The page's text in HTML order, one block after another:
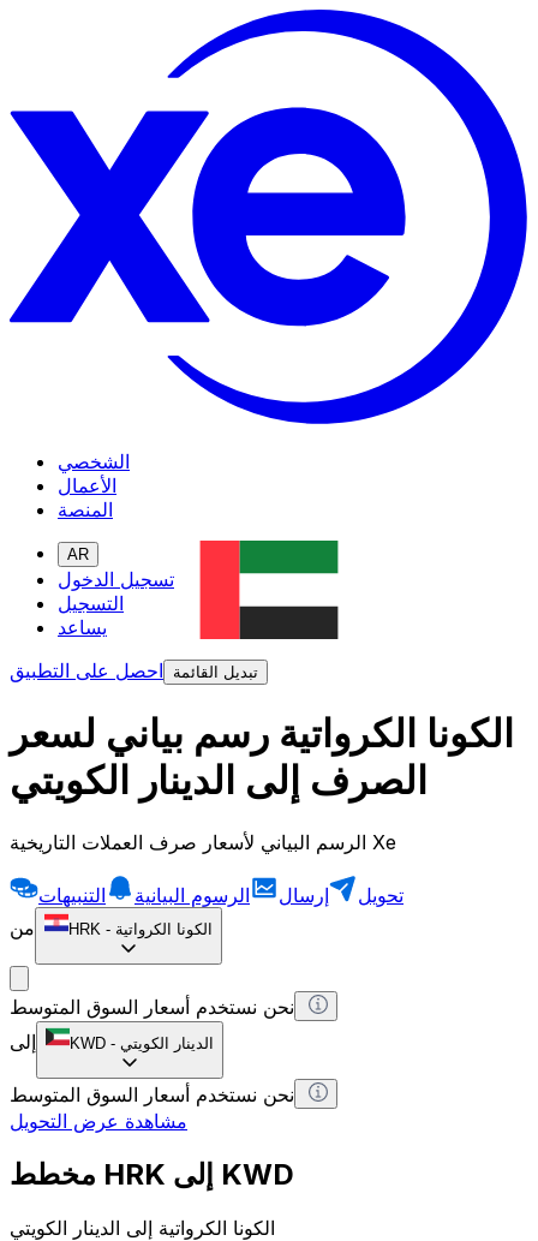
الشخصي
الأعمال
المنصة
AR
تسجيل الدخول
التسجيل
يساعد
احصل على التطبيق
تبديل القائمة
الكونا الكرواتية رسم بياني لسعر
الصرف إلى الدينار الكويتي
الرسم البياني لأسعار صرف العملات التاريخية Xe
تحويل إرسال الرسوم البيانية
التنبيهات
من
HRK - الكونا الكرواتية
نحن نستخدم أسعار السوق المتوسط
إلى
KWD - الدينار الكويتي
نحن نستخدم أسعار السوق المتوسط
مشاهدة عرض التحويل
مخطط HRK إلى KWD
الكونا الكرواتية إلى الدينار الكويتي